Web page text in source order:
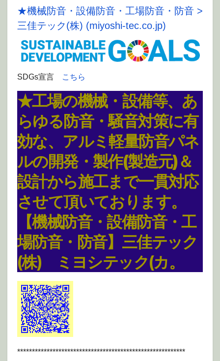
★機械防音・設備防音・工場防音・防音 >
三佳テック(株) (miyoshi-tec.co.jp)
SDGs宣言 こちら
★工場の機械・設備等、あ
らゆる防音・騒音対策に有
効な、アルミ軽量防音パネ
ルの開発・製作(製造元)＆
設計から施工まで一貫対応
させて頂いております。
【機械防音・設備防音・工
場防音・防音】 三佳テック
(株) ミヨシテック(カ。
*********************************************************